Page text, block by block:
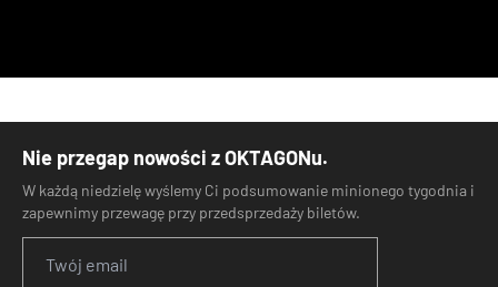
Nie przegap nowości z OKTAGONu.
W każdą niedzielę wyślemy Ci podsumowanie minionego tygodnia i
zapewnimy przewagę przy przedsprzedaży biletów.